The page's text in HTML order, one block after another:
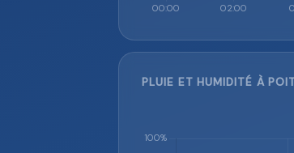
PLUIE ET HUMIDITÉ À